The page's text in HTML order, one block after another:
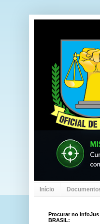
Início
Procurar no InfoJus
BRASIL: